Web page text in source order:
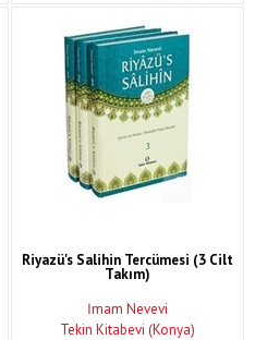
Riyazü's Salihin Tercümesi (3 Cilt
Takım)
İmam Nevevi
Tekin Kitabevi (Konya)